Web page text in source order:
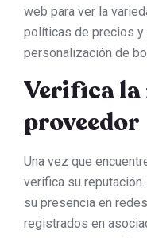
web para ver la
políticas de precios y
personalización de
Verifica
proveedor
Una vez que
verifica su
su presencia en
registrados en